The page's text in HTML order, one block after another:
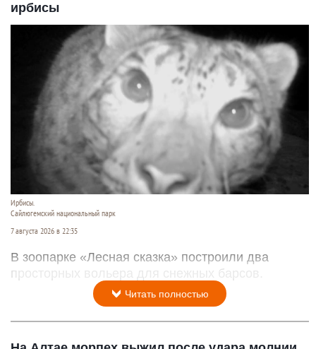
ирбисы
Ирбисы.
Сайлюгемский национальный парк
7 августа 2026 в 22:35
В зоопарке «Лесная сказка» построили два
просторных вольера для снежных барсов.
Читать полностью